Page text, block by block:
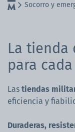
Socorro y
La
para
Las tiendas
eficiencia y
Duraderas,